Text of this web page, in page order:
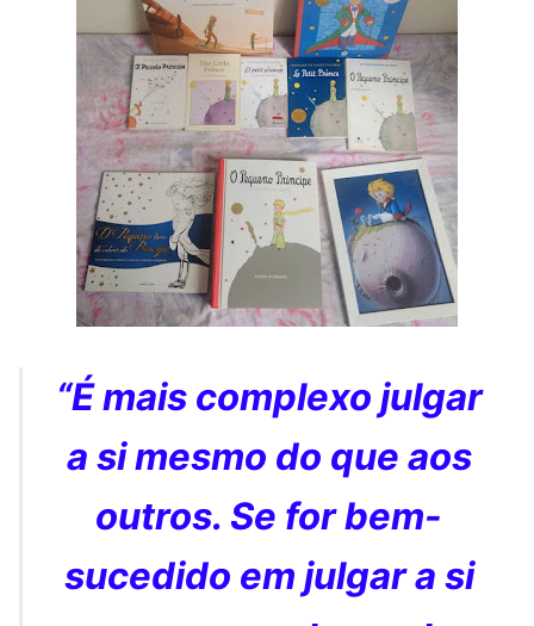
“É mais complexo julgar
a si mesmo do que aos
outros. Se for bem-
sucedido em julgar a si